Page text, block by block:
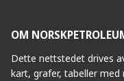
OM
Dette nettstedet drives
kart, grafer, tabeller